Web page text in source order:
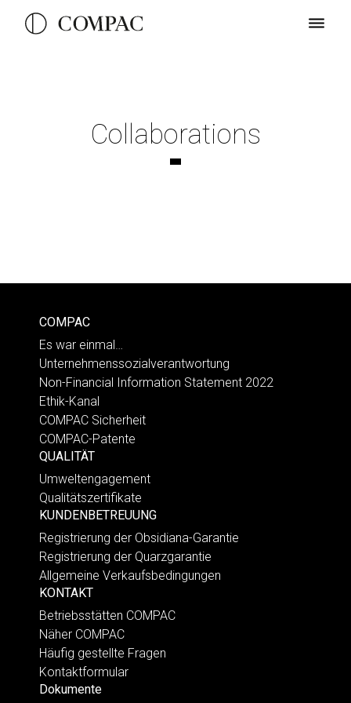
Collaborations
COMPAC
Es war einmal…
Unternehmenssozialverantwortung
Non-Financial Information Statement 2022
Ethik-Kanal
COMPAC Sicherheit
COMPAC-Patente
QUALITÄT
Umweltengagement
Qualitätszertifikate
KUNDENBETREUUNG
Registrierung der Obsidiana-Garantie
Registrierung der Quarzgarantie
Allgemeine Verkaufsbedingungen
KONTAKT
Betriebsstätten COMPAC
Näher COMPAC
Häufig gestellte Fragen
Kontaktformular
Dokumente